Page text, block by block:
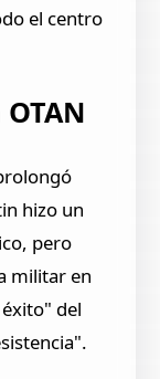
el centro
hizo un
pero
militar en
del